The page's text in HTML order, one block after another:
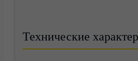
Технические